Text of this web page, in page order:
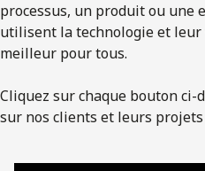
processus, un produit ou une
utilisent la technologie et
meilleur pour tous.
Cliquez sur chaque bouton ci-
sur nos clients et leurs projets